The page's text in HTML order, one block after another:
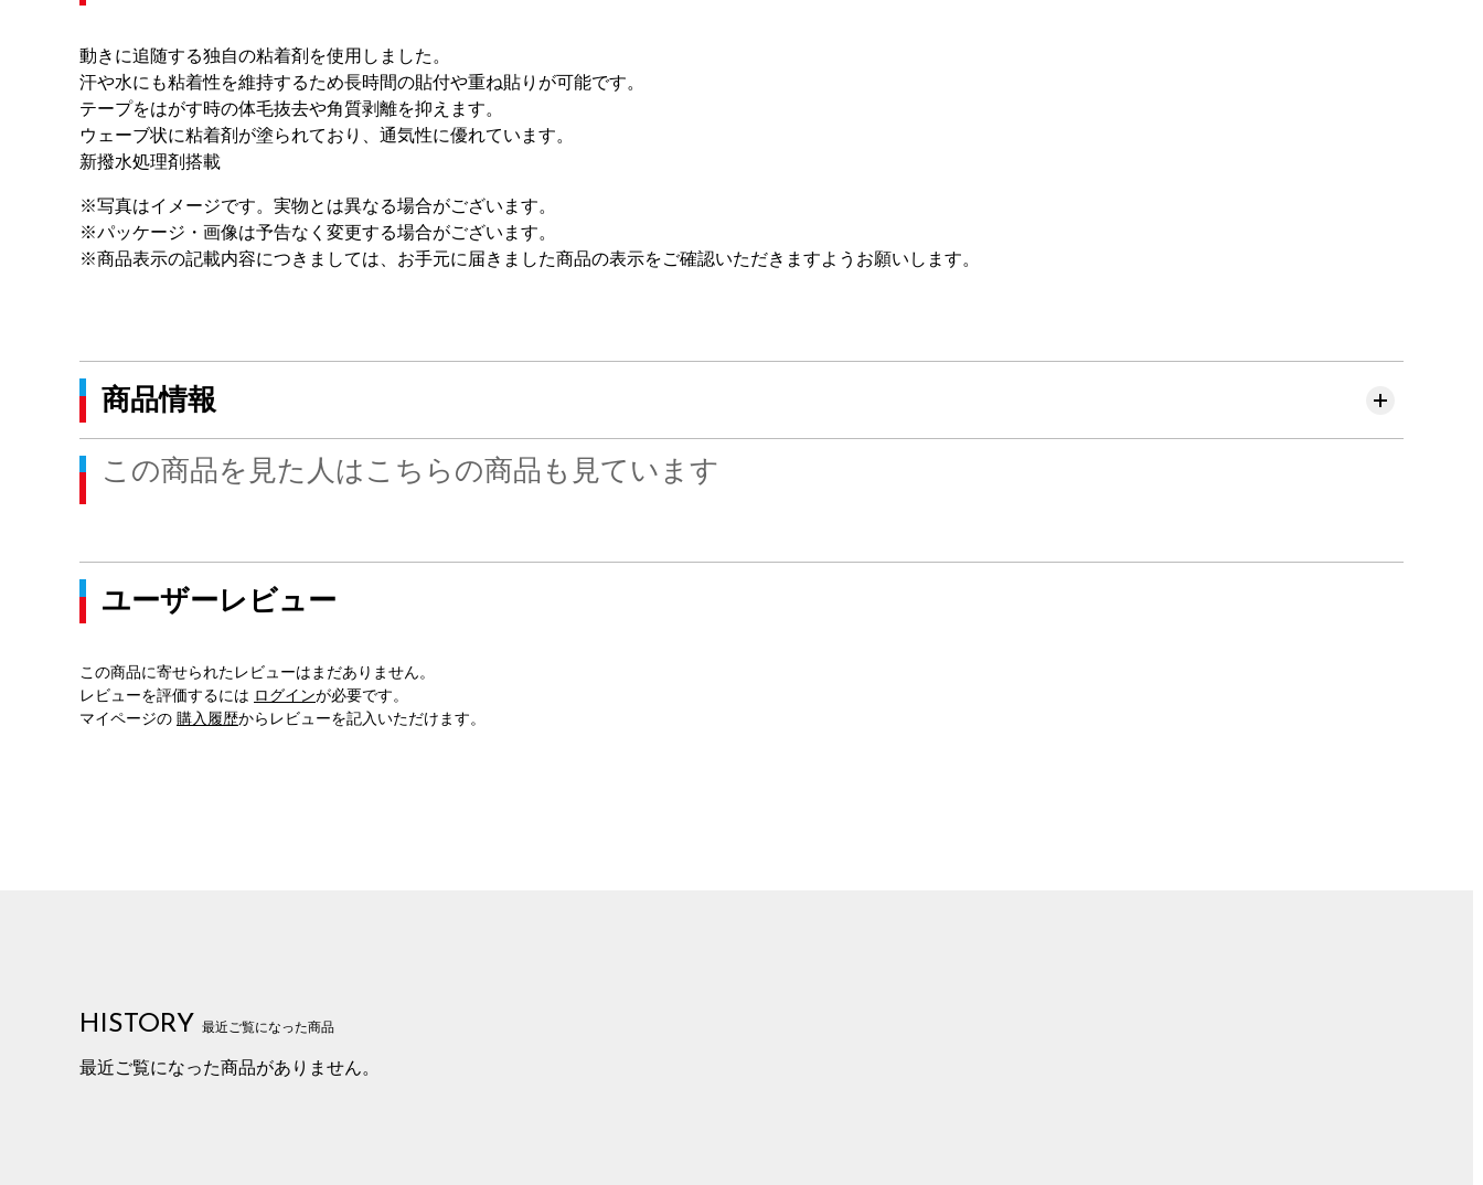
動きに追随する独自の粘着剤を使用しました。
汗や水にも粘着性を維持するため長時間の貼付や重ね貼りが可能です。
テープをはがす時の体毛抜去や角質剥離を抑えます。
ウェーブ状に粘着剤が塗られており、通気性に優れています。
新撥水処理剤搭載
※写真はイメージです。実物とは異なる場合がございます。
※パッケージ・画像は予告なく変更する場合がございます。
※商品表示の記載内容につきましては、お手元に届きました商品の表示をご確認いただきますようお願いします。
商品情報
この商品を見た人はこちらの商品も見ています
ユーザーレビュー
この商品に寄せられたレビューはまだありません。
レビューを評価するには ログインが必要です。
マイページの 購入履歴からレビューを記入いただけます。
HISTORY 最近ご覧になった商品
最近ご覧になった商品がありません。